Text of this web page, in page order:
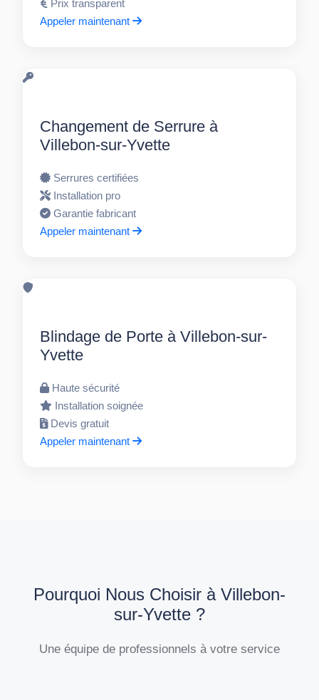
Prix transparent
Appeler maintenant
Changement de Serrure à
Villebon-sur-Yvette
Serrures certifiées
Installation pro
Garantie fabricant
Appeler maintenant
Blindage de Porte à Villebon-sur-
Yvette
Haute sécurité
Installation soignée
Devis gratuit
Appeler maintenant
Pourquoi Nous Choisir à Villebon-
sur-Yvette ?
Une équipe de professionnels à votre service